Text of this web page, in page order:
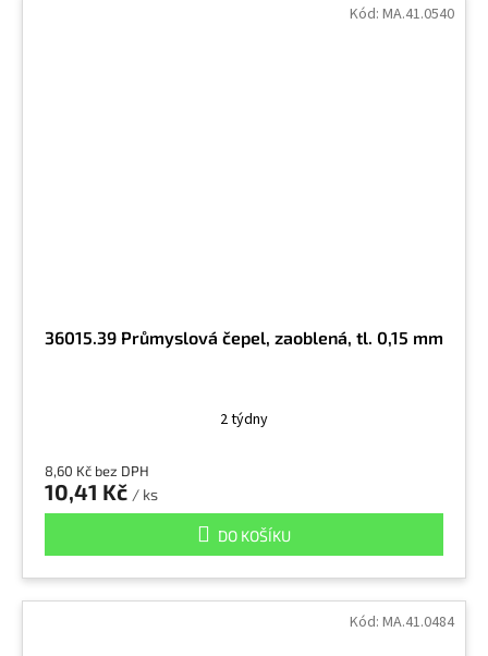
36015.39 Průmyslová čepel, zaoblená, tl. 0,15 mm
2 týdny
8,60 Kč bez DPH
10,41 Kč / ks
DO KOŠÍKU
Kód: MA.41.0540
Kód: MA.41.0484